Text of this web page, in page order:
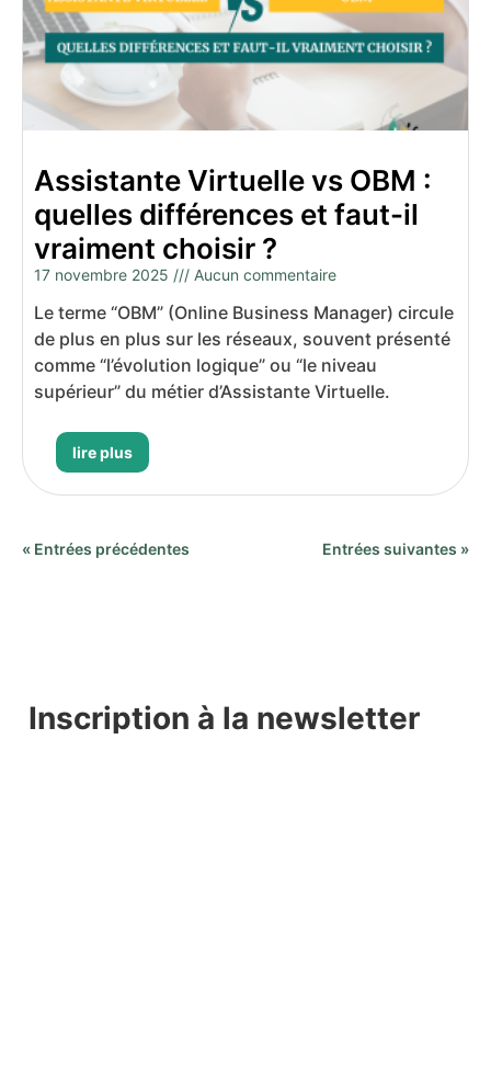
Assistante Virtuelle vs OBM :
quelles différences et faut-il
vraiment choisir ?
17 novembre 2025 Aucun commentaire
Le terme “OBM” (Online Business Manager) circule
de plus en plus sur les réseaux, souvent présenté
comme “l’évolution logique” ou “le niveau
supérieur” du métier d’Assistante Virtuelle.
lire plus
« Entrées précédentes Entrées suivantes »
Inscription à la newsletter